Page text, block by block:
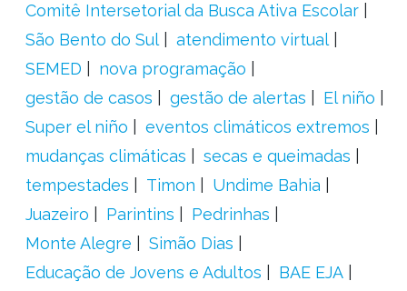
Comitê Intersetorial da Busca Ativa Escolar
São Bento do Sul
atendimento virtual
SEMED
nova programação
gestão de casos
gestão de alertas
El niño
Super el niño
eventos climáticos extremos
mudanças climáticas
secas e queimadas
tempestades
Timon
Undime Bahia
Juazeiro
Parintins
Pedrinhas
Monte Alegre
Simão Dias
Educação de Jovens e Adultos
BAE EJA